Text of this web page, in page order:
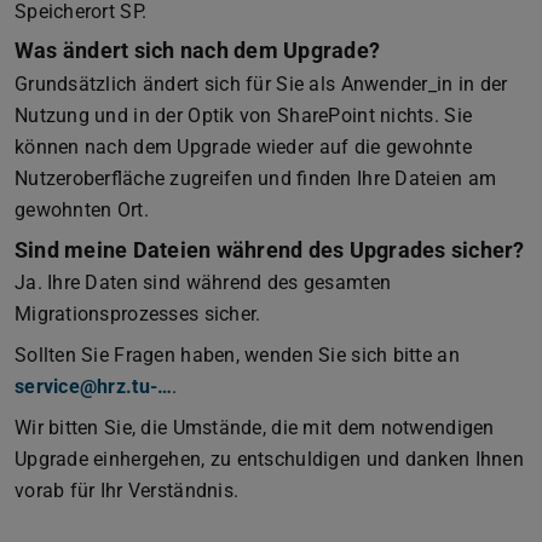
Speicherort SP.
Was ändert sich nach dem Upgrade?
Grundsätzlich ändert sich für Sie als Anwender_in in der
Nutzung und in der Optik von SharePoint nichts. Sie
können nach dem Upgrade wieder auf die gewohnte
Nutzeroberfläche zugreifen und finden Ihre Dateien am
gewohnten Ort.
Sind meine Dateien während des Upgrades sicher?
Ja. Ihre Daten sind während des gesamten
Migrationsprozesses sicher.
Sollten Sie Fragen haben, wenden Sie sich bitte an
service@hrz.tu-….
Wir bitten Sie, die Umstände, die mit dem notwendigen
Upgrade einhergehen, zu entschuldigen und danken Ihnen
vorab für Ihr Verständnis.